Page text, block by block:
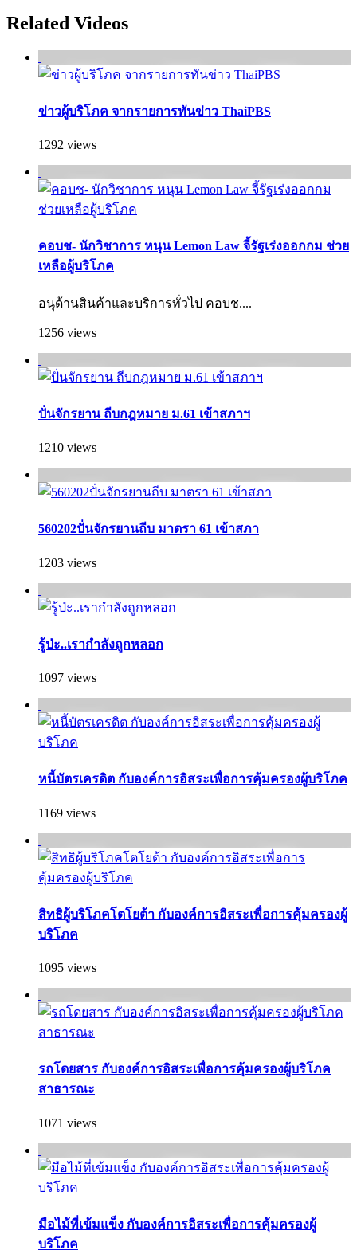
Related Videos
ข่าวผู้บริโภค จากรายการทันข่าว ThaiPBS
1292 views
คอบช- นักวิชาการ หนุน Lemon Law จี้รัฐเร่งออกกม ช่วย
เหลือผู้บริโภค
อนุด้านสินค้าและบริการทั่วไป คอบช....
1256 views
ปั่นจักรยาน ถีบกฎหมาย ม.61 เข้าสภาฯ
1210 views
560202ปั่นจักรยานถีบ มาตรา 61 เข้าสภา
1203 views
รู้ป่ะ..เรากำลังถูกหลอก
1097 views
หนี้บัตรเครดิต กับองค์การอิสระเพื่อการคุ้มครองผู้บริโภค
1169 views
สิทธิผู้บริโภคโตโยต้า กับองค์การอิสระเพื่อการคุ้มครองผู้
บริโภค
1095 views
รถโดยสาร กับองค์การอิสระเพื่อการคุ้มครองผู้บริโภค
สาธารณะ
1071 views
มือไม้ที่เข้มแข็ง กับองค์การอิสระเพื่อการคุ้มครองผู้
บริโภค